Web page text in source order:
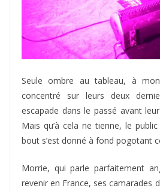
Seule ombre au tableau, à
concentré sur leurs deux
escapade dans le passé avant
Mais qu’à cela ne tienne, le
bout s’est donné à fond pogotant
Morrie, qui parle parfaitement
revenir en France, ses camarades